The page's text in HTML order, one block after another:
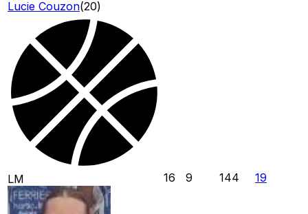
Lucie Couzon(20)
LM 16 9 144 19